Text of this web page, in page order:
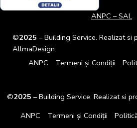
ANPC – SAL
©2025 – Building Service. Realizat si
AllmaDesign.
ANPC
Termeni și Condiții
©2025 – Building Service. Realizat si
ANPC
Termeni și Condiții